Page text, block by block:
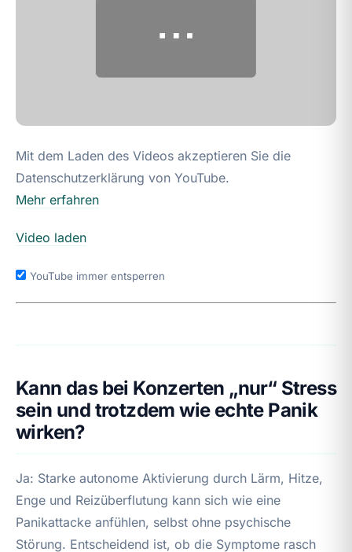
Mit dem Laden des Videos akzeptieren Sie die
Datenschutzerklärung von YouTube.
Mehr erfahren
Video laden
YouTube immer entsperren
Kann das bei Konzerten „nur“ Stress
sein und trotzdem wie echte Panik
wirken?
Ja: Starke autonome Aktivierung durch Lärm, Hitze,
Enge und Reizüberflutung kann sich wie eine
Panikattacke anfühlen, selbst ohne psychische
Störung. Entscheidend ist, ob die Symptome rasch